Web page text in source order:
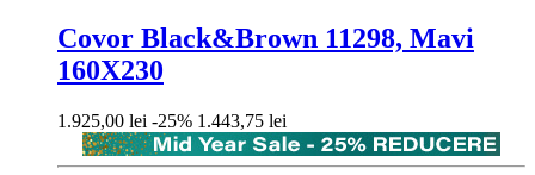
Covor Black&Brown 11298, Mavi
160X230
Pret
baza
1.925,00 lei -25%Pret
1.443,75 lei